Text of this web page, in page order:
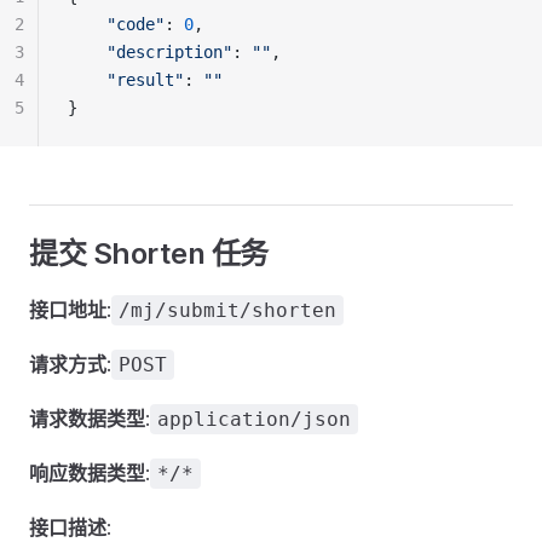
"code" : 0,
"description" : "" ,
"result" :
""
}
2
3
4
5
提交 Shorten 任务
接口地址: /mj/submit/shorten
请求方式: POST
请求数据类型: application/json
响应数据类型: */*
接口描述: